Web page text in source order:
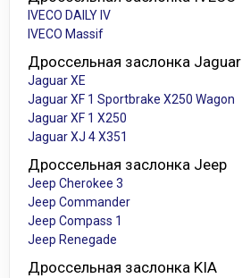
IVECO DAILY IV
IVECO Massif
Дроссельная заслонка Jaguar
Jaguar XE
Jaguar XF 1 Sportbrake X250 Wagon
Jaguar XF 1 X250
Jaguar XJ 4 X351
Дроссельная заслонка Jeep
Jeep Cherokee 3
Jeep Commander
Jeep Compass 1
Jeep Renegade
Дроссельная заслонка KIA